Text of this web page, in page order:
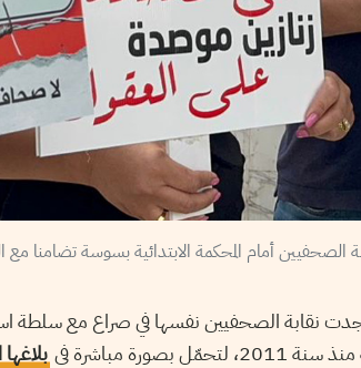
3 سنوات وجدت نقابة الصحفيين نفسها في صراع مع
مباشرة في
بلاغها